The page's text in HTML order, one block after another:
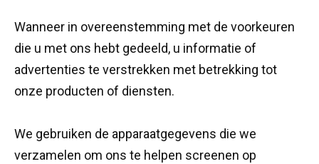
Wanneer in overeenstemming met de voorkeuren
die u met ons hebt gedeeld, u informatie of
advertenties te verstrekken met betrekking tot
onze producten of diensten.
We gebruiken de apparaatgegevens die we
verzamelen om ons te helpen screenen op